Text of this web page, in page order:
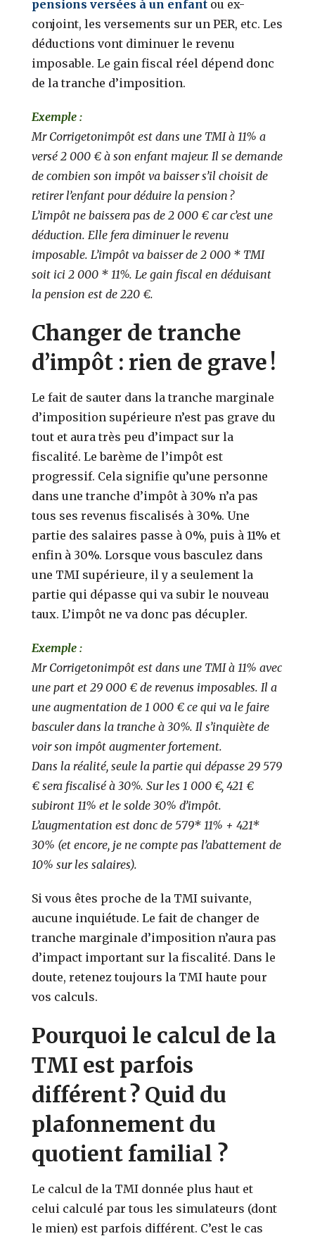
pensions versées à un enfant ou ex-
conjoint, les versements sur un PER, etc. Les
déductions vont diminuer le revenu
imposable. Le gain fiscal réel dépend donc
de la tranche d’imposition.
Exemple :
Mr Corrigetonimpôt est dans une TMI à 11% a
versé 2 000 € à son enfant majeur. Il se demande
de combien son impôt va baisser s’il choisit de
retirer l’enfant pour déduire la pension ?
L’impôt ne baissera pas de 2 000 € car c’est une
déduction. Elle fera diminuer le revenu
imposable. L’impôt va baisser de 2 000 * TMI
soit ici 2 000 * 11%. Le gain fiscal en déduisant
la pension est de 220 €.
Changer de tranche
d’impôt : rien de grave !
Le fait de sauter dans la tranche marginale
d’imposition supérieure n’est pas grave du
tout et aura très peu d’impact sur la
fiscalité. Le barème de l’impôt est
progressif. Cela signifie qu’une personne
dans une tranche d’impôt à 30% n’a pas
tous ses revenus fiscalisés à 30%. Une
partie des salaires passe à 0%, puis à 11% et
enfin à 30%. Lorsque vous basculez dans
une TMI supérieure, il y a seulement la
partie qui dépasse qui va subir le nouveau
taux. L’impôt ne va donc pas décupler.
Exemple :
Mr Corrigetonimpôt est dans une TMI à 11% avec
une part et 29 000 € de revenus imposables. Il a
une augmentation de 1 000 € ce qui va le faire
basculer dans la tranche à 30%. Il s’inquiète de
voir son impôt augmenter fortement.
Dans la réalité, seule la partie qui dépasse 29 579
€ sera fiscalisé à 30%. Sur les 1 000 €, 421 €
subiront 11% et le solde 30% d’impôt.
L’augmentation est donc de 579* 11% + 421*
30% (et encore, je ne compte pas l’abattement de
10% sur les salaires).
Si vous êtes proche de la TMI suivante,
aucune inquiétude. Le fait de changer de
tranche marginale d’imposition n’aura pas
d’impact important sur la fiscalité. Dans le
doute, retenez toujours la TMI haute pour
vos calculs.
Pourquoi le calcul de la
TMI est parfois
différent ? Quid du
plafonnement du
quotient familial ?
Le calcul de la TMI donnée plus haut et
celui calculé par tous les simulateurs (dont
le mien) est parfois différent. C’est le cas